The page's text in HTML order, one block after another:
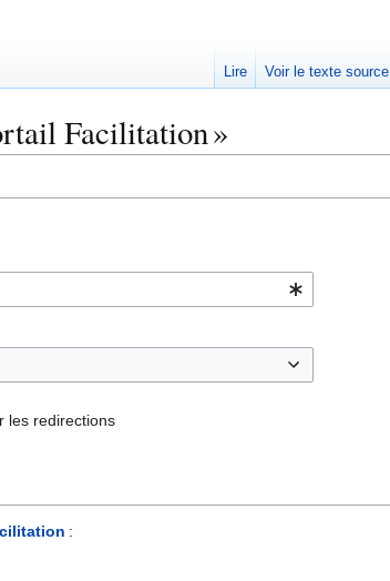
Facilitation »
les redirections
:
Lire Voir le texte source